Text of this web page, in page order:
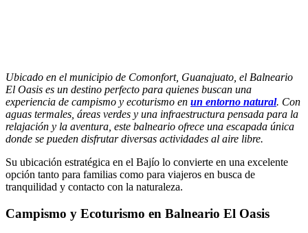
Ubicado en el municipio de Comonfort, Guanajuato, el Balneario
El Oasis es un destino perfecto para quienes buscan una
experiencia de campismo y ecoturismo en un entorno natural. Con
aguas termales, áreas verdes y una infraestructura pensada para la
relajación y la aventura, este balneario ofrece una escapada única
donde se pueden disfrutar diversas actividades al aire libre.
Su ubicación estratégica en el Bajío lo convierte en una excelente
opción tanto para familias como para viajeros en busca de
tranquilidad y contacto con la naturaleza.
Campismo y Ecoturismo en Balneario El Oasis